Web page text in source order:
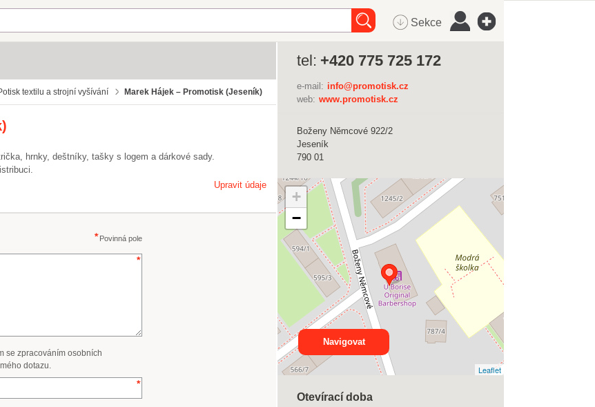
Sekce
textilu a strojní vyšívání Marek Hájek – Promotisk (Jeseník)
hrnky, deštníky, tašky s logem a dárkové sady.
Upravit údaje
Povinná pole
se zpracováním osobních
dotazu.
tel: +420 775 725 172
e-mail: info@promotisk.cz
web: www.promotisk.cz
Boženy Němcové 922/2
Jeseník
790 01
+
−
Leaflet
Navigovat
Otevírací doba